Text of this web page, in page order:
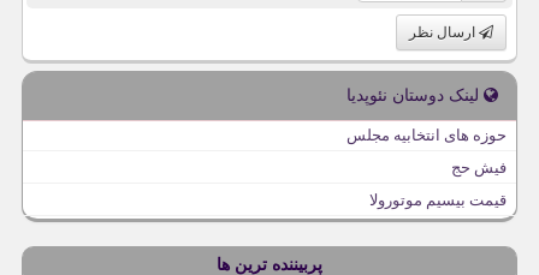
ارسال نظر
لینک دوستان نئوپدیا
حوزه های انتخابیه مجلس
فیش حج
قیمت بیسیم موتورولا
پربیننده ترین ها